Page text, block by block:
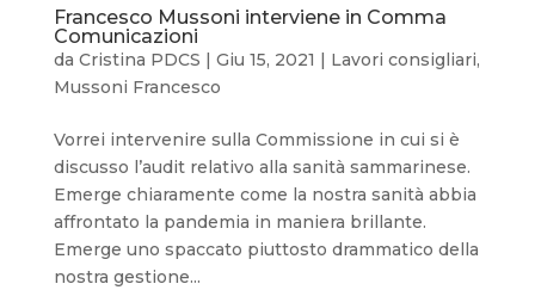
Francesco Mussoni interviene in Comma
Comunicazioni
da Cristina PDCS | Giu 15, 2021 | Lavori consigliari,
Mussoni Francesco
Vorrei intervenire sulla Commissione in cui si è
discusso l’audit relativo alla sanità sammarinese.
Emerge chiaramente come la nostra sanità abbia
affrontato la pandemia in maniera brillante.
Emerge uno spaccato piuttosto drammatico della
nostra gestione...